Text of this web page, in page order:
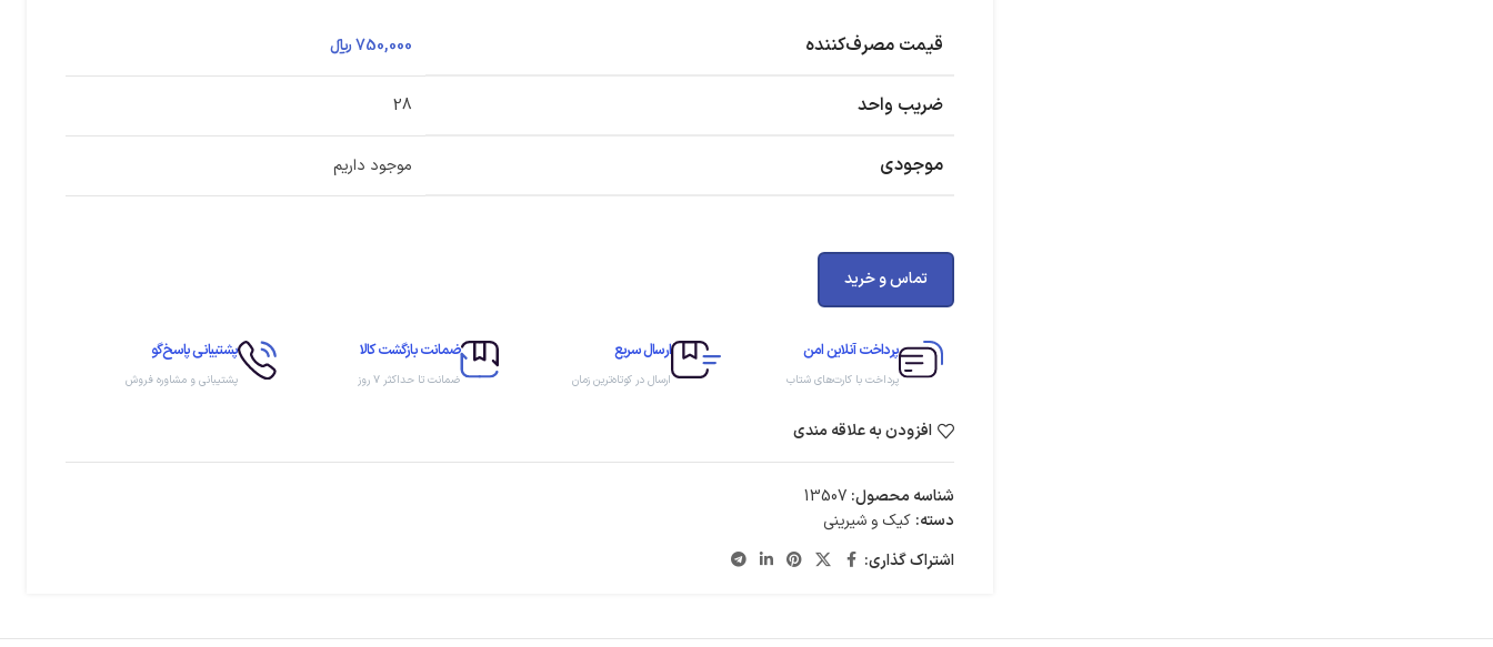
قیمت مصرف‌کننده 750,000﷼
ضریب واحد 28
موجودی موجود داریم
تماس و خرید
پرداخت آنلاین امن
پرداخت با کارت‌های شتاب
ارسال سریع
ارسال در کوتاه‌ترین زمان
ضمانت بازگشت کالا
ضمانت تا حداکثر ۷ روز
پشتیبانی پاسخ‌گو
پشتیبانی و مشاوره فروش
افزودن به علاقه مندی
شناسه محصول: 13507
دسته: کیک و شیرینی
اشتراک گذاری: